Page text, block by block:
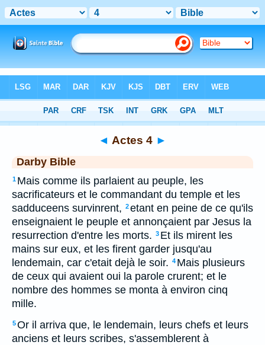
◄ Actes 4 ►
Darby Bible
1 Mais comme ils parlaient au peuple, les
sacrificateurs et le commandant du temple et les
sadduceens survinrent, 2etant en peine de ce qu'ils
enseignaient le peuple et annonçaient par Jesus la
resurrection d'entre les morts. 3 Et ils mirent les
mains sur eux, et les firent garder jusqu'au
lendemain, car c'etait dejà le soir. 4 Mais plusieurs
de ceux qui avaient oui la parole crurent; et le
nombre des hommes se monta à environ cinq
mille.
5Or il arriva que, le lendemain, leurs chefs et leurs
anciens et leurs scribes, s'assemblerent à